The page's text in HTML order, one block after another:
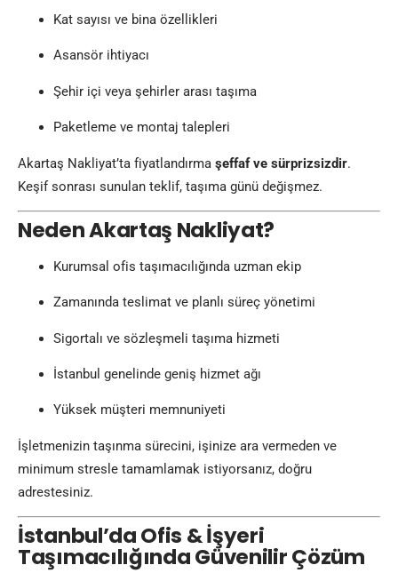
Kat sayısı ve bina özellikleri
Asansör ihtiyacı
Şehir içi veya şehirler arası taşıma
Paketleme ve montaj talepleri
Akartaş Nakliyat’ta fiyatlandırma şeffaf ve sürprizsizdir.
Keşif sonrası sunulan teklif, taşıma günü değişmez.
Neden Akartaş Nakliyat?
Kurumsal ofis taşımacılığında uzman ekip
Zamanında teslimat ve planlı süreç yönetimi
Sigortalı ve sözleşmeli taşıma hizmeti
İstanbul genelinde geniş hizmet ağı
Yüksek müşteri memnuniyeti
İşletmenizin taşınma sürecini, işinize ara vermeden ve
minimum stresle tamamlamak istiyorsanız, doğru
adrestesiniz.
İstanbul’da Ofis & İşyeri
Taşımacılığında Güvenilir Çözüm